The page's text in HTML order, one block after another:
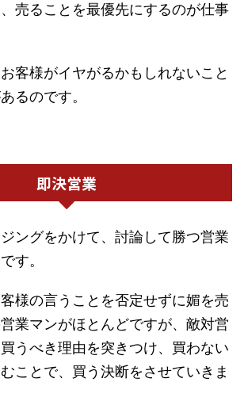
売ることを最優先にするのが仕事
客様がイヤがるかもしれないこと
るのです。
即決営業
ングをかけて、討論して勝つ営業
す。
様の言うことを否定せずに媚を売
業マンがほとんどですが、敵対営
うべき理由を突きつけ、買わない
ことで、買う決断をさせていきま